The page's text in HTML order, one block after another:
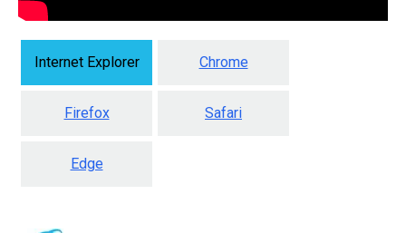
Internet Explorer Chrome
Firefox Safari
Edge